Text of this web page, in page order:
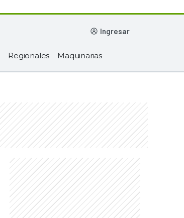
ingresar
Regionales Maquinarias